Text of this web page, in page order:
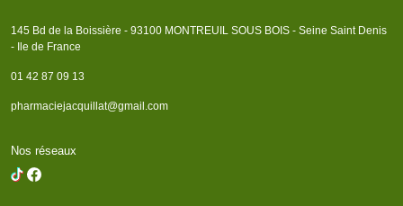
145 Bd de la Boissière - 93100 MONTREUIL SOUS BOIS - Seine Saint Denis
- Ile de France
01 42 87 09 13
pharmaciejacquillat@gmail.com
Nos réseaux